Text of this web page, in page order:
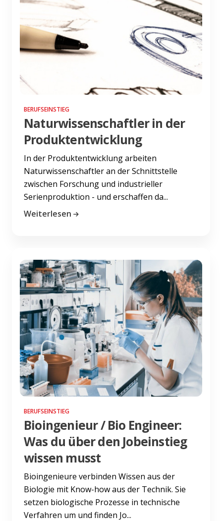
BERUFSEINSTIEG
Naturwissenschaftler in der
Produktentwicklung
In der Produktentwicklung arbeiten
Naturwissenschaftler an der Schnittstelle
zwischen Forschung und industrieller
Serienproduktion - und erschaffen da...
Weiterlesen
BERUFSEINSTIEG
Bioingenieur / Bio Engineer:
Was du über den Jobeinstieg
wissen musst
Bioingenieure verbinden Wissen aus der
Biologie mit Know-how aus der Technik. Sie
setzen biologische Prozesse in technische
Verfahren um und finden Jo...